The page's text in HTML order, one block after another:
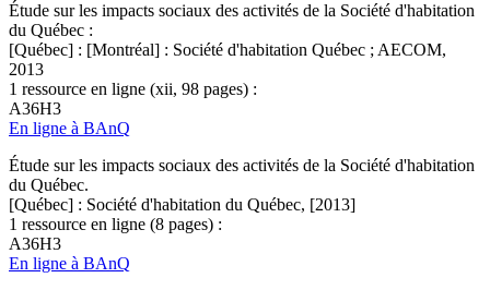
Étude sur les impacts sociaux des activités de la Société d'habitation
du Québec :
[Québec] : [Montréal] : Société d'habitation Québec ; AECOM,
2013
1 ressource en ligne (xii, 98 pages) :
A36H3
En ligne à BAnQ
Étude sur les impacts sociaux des activités de la Société d'habitation
du Québec.
[Québec] : Société d'habitation du Québec, [2013]
1 ressource en ligne (8 pages) :
A36H3
En ligne à BAnQ